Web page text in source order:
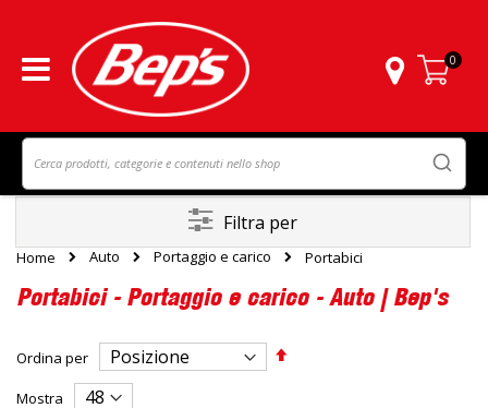
Carrello
0
Home Auto Portaggio e carico Portabici
Portabici - Portaggio e carico - Auto | Bep's
Ordina per
Imposta
Mostra
Filtra per